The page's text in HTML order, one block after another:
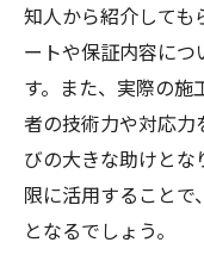
知人から紹介しても
ートや保証内容につ
す。また、実際の
者の技術力や対応
びの大きな助けとな
限に活用すること
となるでしょう。